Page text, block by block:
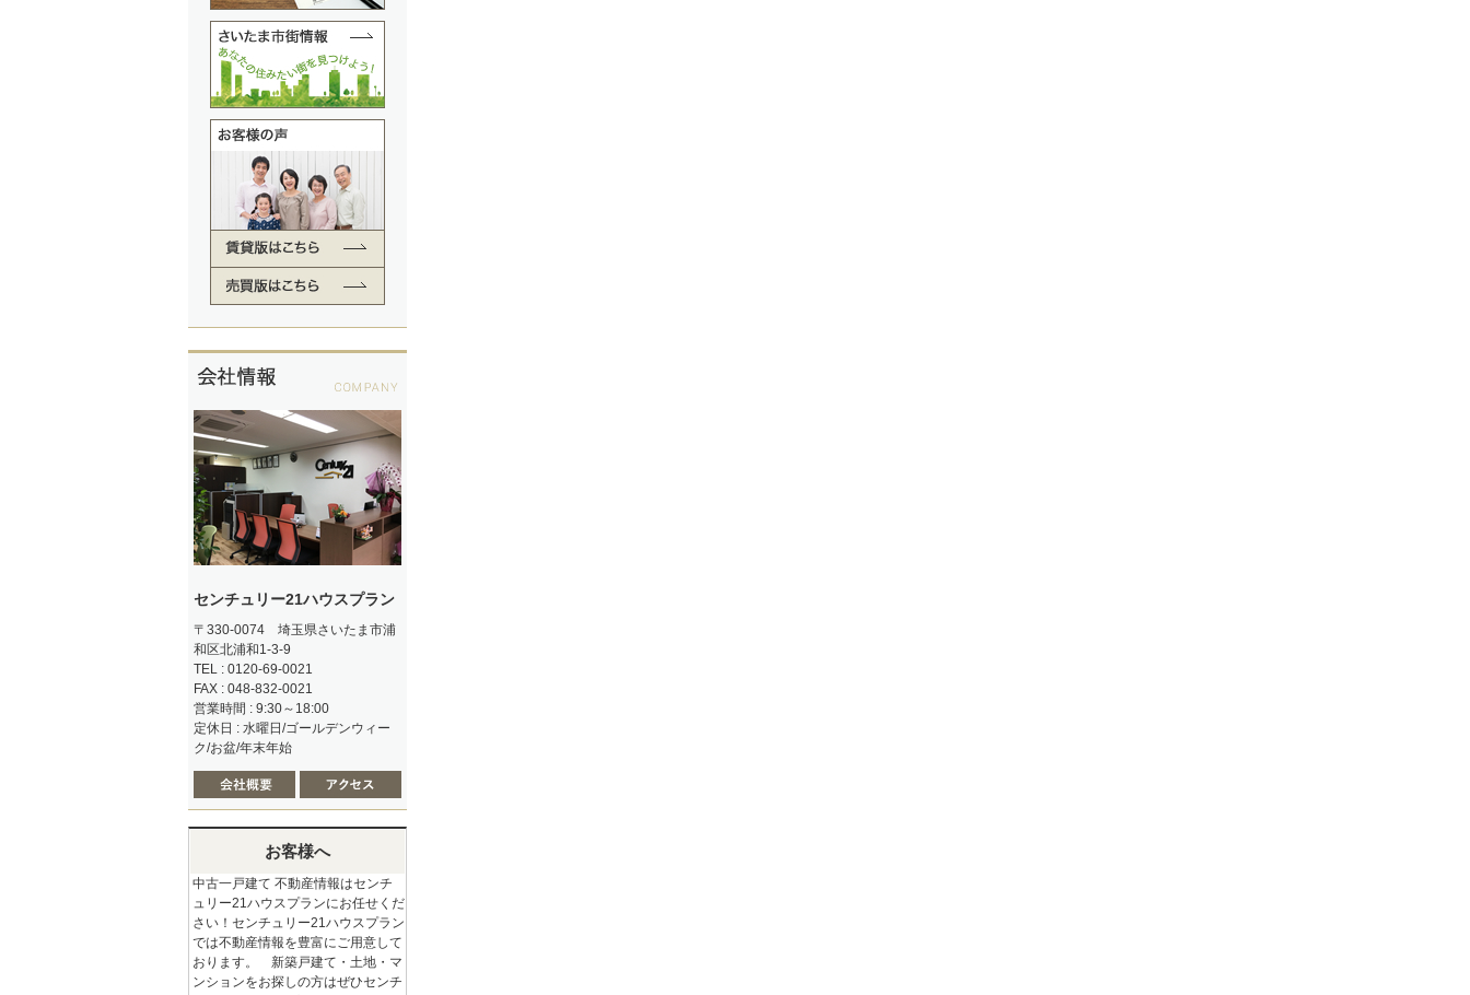
センチュリー21ハウスプラン
〒330-0074 埼玉県さいたま市浦
和区北浦和1-3-9
TEL : 0120-69-0021
FAX : 048-832-0021
営業時間 : 9:30～18:00
定休日 : 水曜日/ゴールデンウィー
ク/お盆/年末年始
お客様へ
中古一戸建て 不動産情報はセンチ
ュリー21ハウスプランにお任せくだ
さい！センチュリー21ハウスプラン
では不動産情報を豊富にご用意して
おります。 新築戸建て・土地・マ
ンションをお探しの方はぜひセンチ